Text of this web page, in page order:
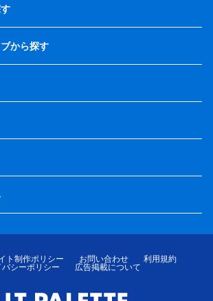
から探す
ト制作ポリシー お問い合わせ
利用規約
バシーポリシー
広告掲載について